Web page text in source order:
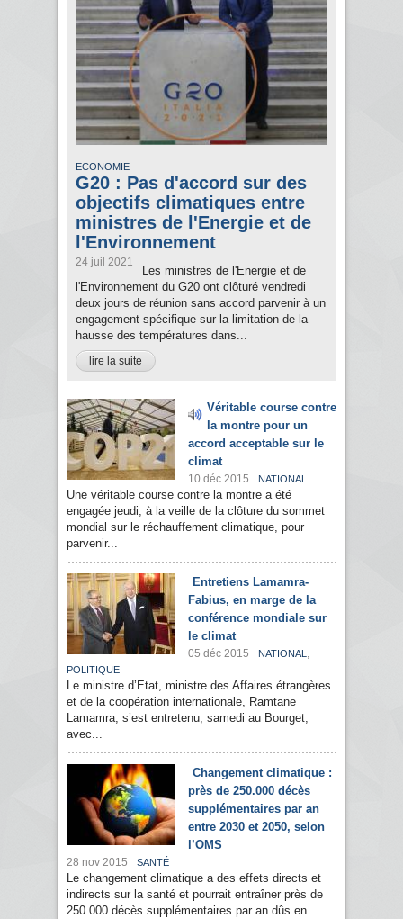
ECONOMIE
G20 : Pas d'accord sur des
objectifs climatiques entre
ministres de l'Energie et de
l'Environnement
24 juil 2021
Les ministres de l'Energie et de
l'Environnement du G20 ont clôturé vendredi
deux jours de réunion sans accord parvenir à un
engagement spécifique sur la limitation de la
hausse des températures dans...
lire la suite
Véritable course contre
la montre pour un
accord acceptable sur le
climat
10 déc 2015 NATIONAL
Une véritable course contre la montre a été
engagée jeudi, à la veille de la clôture du sommet
mondial sur le réchauffement climatique, pour
parvenir...
Entretiens Lamamra-
Fabius, en marge de la
conférence mondiale sur
le climat
05 déc 2015 NATIONAL ,
POLITIQUE
Le ministre d’Etat, ministre des Affaires étrangères
et de la coopération internationale, Ramtane
Lamamra, s’est entretenu, samedi au Bourget,
avec...
Changement climatique :
près de 250.000 décès
supplémentaires par an
entre 2030 et 2050, selon
l’OMS
28 nov 2015 SANTÉ
Le changement climatique a des effets directs et
indirects sur la santé et pourrait entraîner près de
250.000 décès supplémentaires par an dûs en...